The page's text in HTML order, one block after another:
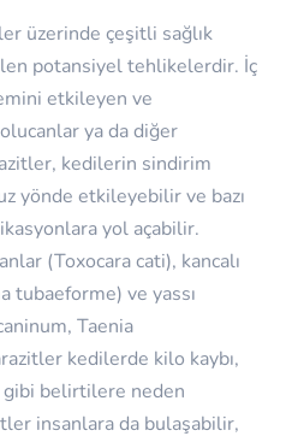
üzerinde çeşitli sağlık
potansiyel tehlikelerdir. İç
etkileyen ve
ya da diğer
kedilerin sindirim
yönde etkileyebilir ve bazı
yol açabilir.
(Toxocara cati), kancalı
tubaeforme) ve yassı
Taenia
kedilerde kilo kaybı,
gibi belirtilere neden
insanlara da bulaşabilir,